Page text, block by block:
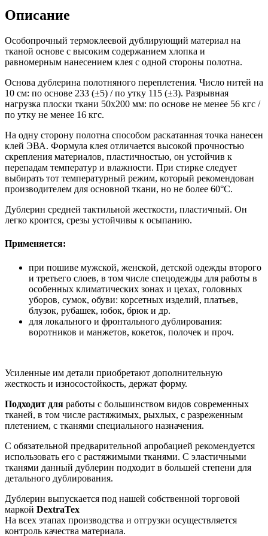
Описание
Особопрочный термоклеевой дублирующий материал на
тканой основе с высоким содержанием хлопка и
равномерным нанесением клея с одной стороны полотна.
Основа дублерина полотняного переплетения. Число нитей на
10 см: по основе 233 (±5) / по утку 115 (±3). Разрывная
нагрузка плоски ткани 50х200 мм: по основе не менее 56 кгс /
по утку не менее 16 кгс.
На одну сторону полотна способом раскатанная точка нанесен
клей ЭВА. Формула клея отличается высокой прочностью
скрепления материалов, пластичностью, он устойчив к
перепадам температур и влажности. При стирке следует
выбирать тот температурный режим, который рекомендован
производителем для основной ткани, но не более 60°С.
Дублерин средней тактильной жесткости, пластичный. Он
легко кроится, срезы устойчивы к осыпанию.
Применяется:
при пошиве мужской, женской, детской одежды второго
и третьего слоев, в том числе спецодежды для работы в
особенных климатических зонах и цехах, головных
уборов, сумок, обуви: корсетных изделий, платьев,
блузок, рубашек, юбок, брюк и др.
для локального и фронтального дублирования:
воротников и манжетов, кокеток, полочек и проч.
Усиленные им детали приобретают дополнительную
жесткость и износостойкость, держат форму.
Подходит для работы с большинством видов современных
тканей, в том числе растяжимых, рыхлых, с разреженным
плетением, с тканями специального назначения.
С обязательной предварительной апробацией рекомендуется
использовать его с растяжимыми тканями. С эластичными
тканями данный дублерин подходит в большей степени для
детального дублирования.
Дублерин выпускается под нашей собственной торговой
маркой DextraTex
На всех этапах производства и отгрузки осуществляется
контроль качества материала.